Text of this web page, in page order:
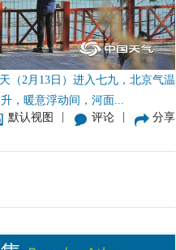
（2月13日）进入七九，北京气温
，暖意浮动间，河面...
默认视图 评论 分享